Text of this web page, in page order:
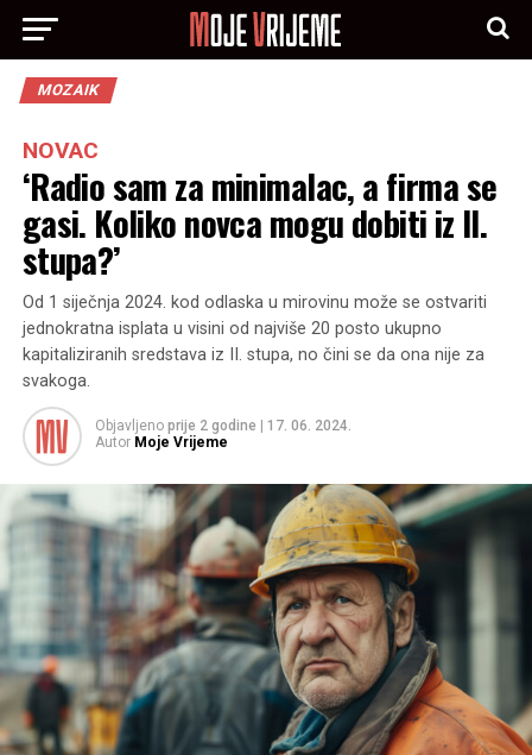
MOZAIK
NOVAC
‘Radio sam za minimalac, a firma se
gasi. Koliko novca mogu dobiti iz II.
stupa?’
Od 1 siječnja 2024. kod odlaska u mirovinu može se ostvariti
jednokratna isplata u visini od najviše 20 posto ukupno
kapitaliziranih sredstava iz II. stupa, no čini se da ona nije za
svakoga.
Objavljeno prije 2 godine
17. 06. 2024.
Autor Moje Vrijeme